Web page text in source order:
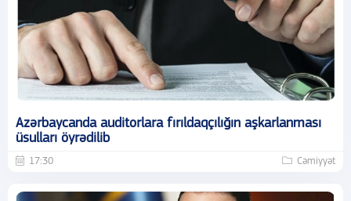
Azərbaycanda auditorlara fırıldaqçılığın aşkarlanması
üsulları öyrədilib
17:30 Cəmiyyət